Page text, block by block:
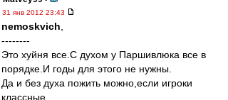
31 янв 2012 23:43
nemoskvich
--------
Это хуйня все.С духом у Паршивлюка все в
порядке.И годы для этого не нужны.
Да и без духа пожить можно,если игроки
классные.